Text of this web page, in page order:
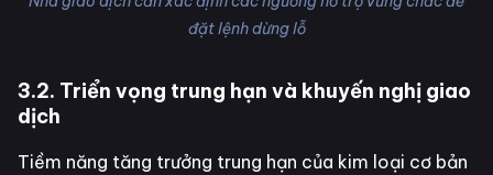
đặt lệnh dừng lỗ
3.2. Triển vọng trung hạn và khuyến nghị giao
dịch
Tiềm năng tăng trưởng trung hạn của kim loại cơ bản